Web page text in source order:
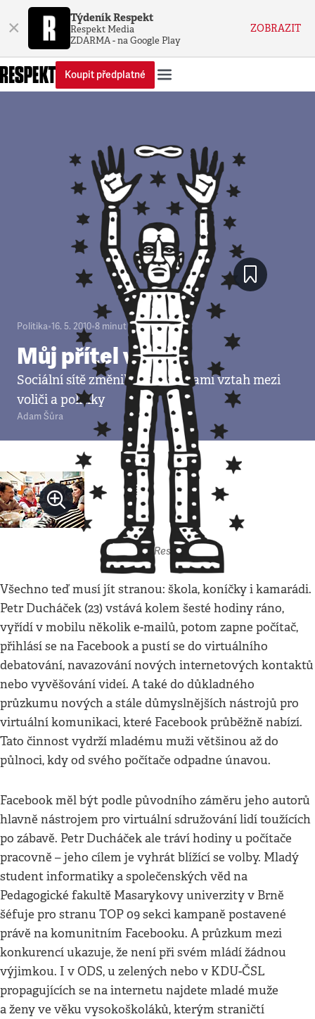
× Týdeník Respekt
Respekt Media
ZDARMA - na Google Play
ZOBRAZIT
Koupit předplatné
Politika•16. 5. 2010•8 minut
Můj přítel volič
Sociální sítě změnily před volbami vztah mezi
voliči a politiky
Adam Šůra
Autor: Respekt
Všechno teď musí jít stranou: škola, koníčky i kamarádi.
Petr Ducháček (23) vstává kolem šesté hodiny ráno,
vyřídí v mobilu několik e-mailů, potom zapne počítač,
přihlásí se na Facebook a pustí se do virtuálního
debatování, navazování nových internetových kontaktů
nebo vyvěšování videí. A také do důkladného
průzkumu nových a stále důmyslnějších nástrojů pro
virtuální komunikaci, které Facebook průběžně nabízí.
Tato činnost vydrží mladému muži většinou až do
půlnoci, kdy od svého počítače odpadne únavou.
Facebook měl být podle původního záměru jeho autorů
hlavně nástrojem pro virtuální sdružování lidí toužících
po zábavě. Petr Ducháček ale tráví hodiny u počítače
pracovně – jeho cílem je vyhrát blížící se volby. Mladý
student informatiky a společenských věd na
Pedagogické fakultě Masarykovy univerzity v Brně
šéfuje pro stranu TOP 09 sekci kampaně postavené
právě na komunitním Facebooku. A průzkum mezi
konkurencí ukazuje, že není při svém mládí žádnou
výjimkou. I v ODS, u zelených nebo v KDU-ČSL
propagujících se na internetu najdete mladé muže
a ženy ve věku vysokoškoláků, kterým straničtí